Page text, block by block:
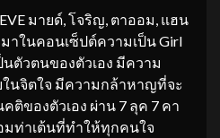
มายด์, โจริญ, ตาออม, แฮน
าในคอนเซ็ปต์ความเป็น Girl
ตัวตนของตัวเอง มีความ
นจิตใจ มีความกล้าหาญที่จะ
ติของตัวเอง ผ่าน 7 ลุค 7 คา
มท่าเต้นที่ทำให้ทุกคนใจ